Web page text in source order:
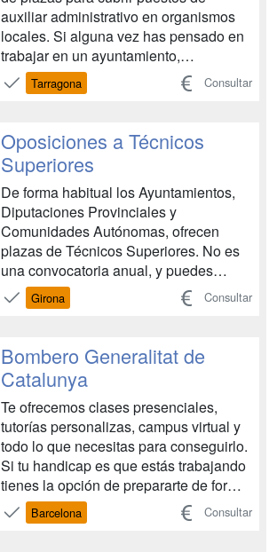
auxiliar administrativo en organismos
locales. Si alguna vez has pensado en
trabajar en un ayuntamiento,
Diputación, en un Consejo Comarcal o
por un organismo público no lo dudes
funcionario público y decir adiós a la
inestabilidad laboral y económ...
Tarragona Consultar
Oposiciones a Técnicos
Superiores
De forma habitual los Ayuntamientos,
Diputaciones Provinciales y
Comunidades Autónomas, ofrecen
plazas de Técnicos Superiores. No es
una convocatoria anual, y puedes
presentarte a diferentes organismos
públicos en un mismo año. Esto permite
plazas de empleo Público. . Tienes la
oportunidad de conseguir uno d...
Girona Consultar
Bombero Generalitat de
Catalunya
Te ofrecemos clases presenciales,
tutorías personalizas, campus virtual y
todo lo que necesitas para conseguirlo.
Si tu handicap es que estás trabajando
tienes la opción de prepararte de forma
semi-presencial u online. Institut
Numància Formació te ofrece la mejor
Barcelona Consultar